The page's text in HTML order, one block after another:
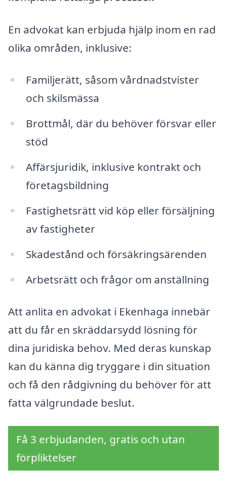
En advokat kan erbjuda hjälp inom en rad
olika områden, inklusive:
Familjerätt, såsom vårdnadstvister
och skilsmässa
Brottmål, där du behöver försvar eller
stöd
Affärsjuridik, inklusive kontrakt och
företagsbildning
Fastighetsrätt vid köp eller försäljning
av fastigheter
Skadestånd och försäkringsärenden
Arbetsrätt och frågor om anställning
Att anlita en advokat i Ekenhaga innebär
att du får en skräddarsydd lösning för
dina juridiska behov. Med deras kunskap
kan du känna dig tryggare i din situation
och få den rådgivning du behöver för att
fatta välgrundade beslut.
Få 3 erbjudanden, gratis och utan
förpliktelser